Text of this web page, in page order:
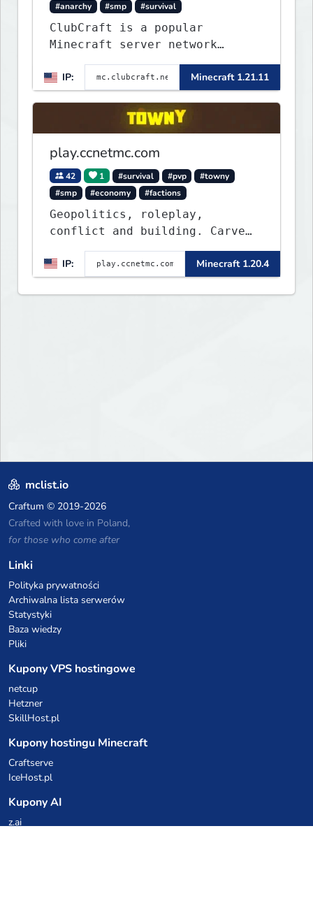
#anarchy
#smp #survival
ClubCraft is a popular
Minecraft server network
offering a variety of game
modes, including Survival,
Lifesteal, FFA BoxPVP,
SkyBlock, KitPVP and many
IP: Minecraft 1.21.11
play.ccnetmc.com
42 1 #survival #pvp
#towny
#smp
#economy #factions
Geopolitics, roleplay,
conflict and building. Carve
out your own story on a 1:1000
map of Earth using tanks,
warships, guns and more.
Express your creative side by
IP: Minecraft 1.20.4
mclist.io
Craftum © 2019-2026
Crafted with love in Poland,
for those who come after
Linki
Polityka prywatności
Archiwalna lista serwerów
Statystyki
Baza wiedzy
Pliki
Kupony VPS hostingowe
netcup
Hetzner
SkillHost.pl
Kupony hostingu Minecraft
Craftserve
IceHost.pl
Kupony AI
z.ai